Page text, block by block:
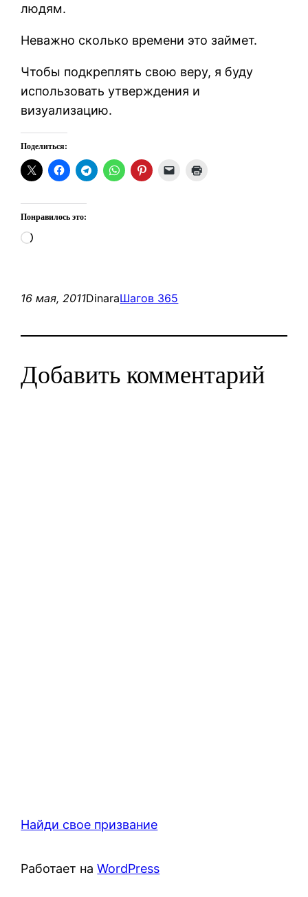
людям.
Неважно сколько времени это займет.
Чтобы подкреплять свою веру, я буду
использовать утверждения и
визуализацию.
Поделиться:
Понравилось это:
Загрузка…
16 мая, 2011DinaraШагов 365
Добавить комментарий
Найди свое призвание
Работает наWordPress